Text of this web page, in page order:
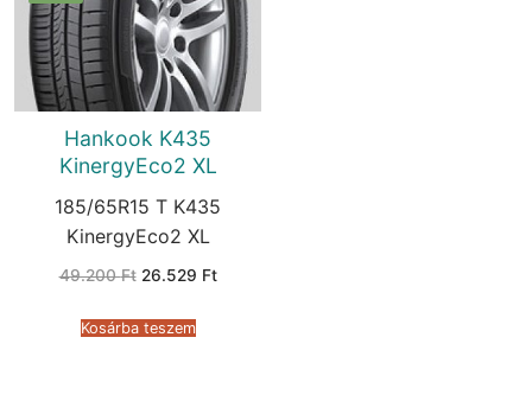
Hankook K435
KinergyEco2 XL
185/65R15 T K435
KinergyEco2 XL
49.200Ft Original
49.200 Ft.
26.529 FtCurrent
Kosárba teszem